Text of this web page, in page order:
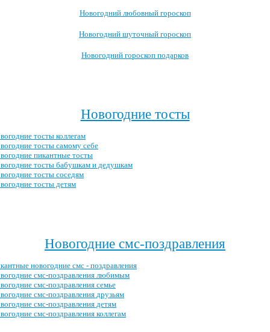
Новогодний любовный гороскоп
Новогодний шуточный гороскоп
Новогодний гороскоп подарков
Новогодние тосты
тосты коллегам
тосты самому себе
пикантные тосты
тосты бабушкам и дедушкам
тосты соседям
тосты детям
Новогодние смс-поздравления
новогодние смс - поздравления
смс-поздравления любимым
смс-поздравления семье
смс-поздравления друзьям
смс-поздравления детям
смс-поздравления коллегам